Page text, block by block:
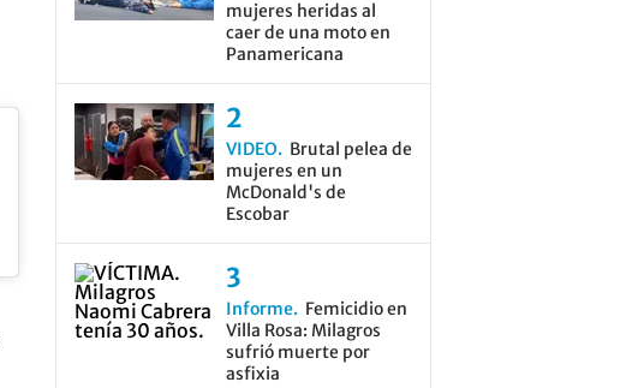
mujeres heridas al
caer de una moto en
Panamericana
VIDEO
Brutal pelea de
mujeres en un
McDonald's de
Escobar
Informe
Femicidio en
Villa Rosa: Milagros
sufrió muerte por
asfixia